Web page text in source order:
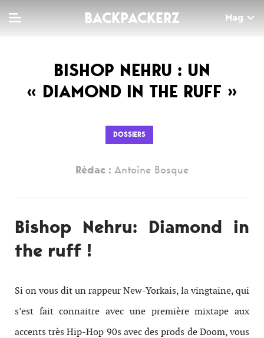
BACKPACKERZ Mag
MAG
Tops
AGENDA
BISHOP NEHRU : UN
« DIAMOND IN THE RUFF »
DOSSIERS
Rédac : Antoine Bosque
Bishop Nehru: Diamond in
the ruff !
Si on vous dit un rappeur New-Yorkais, la vingtaine, qui
s’est fait connaitre avec une première mixtape aux
accents très Hip-Hop 90s avec des prods de Doom, vous